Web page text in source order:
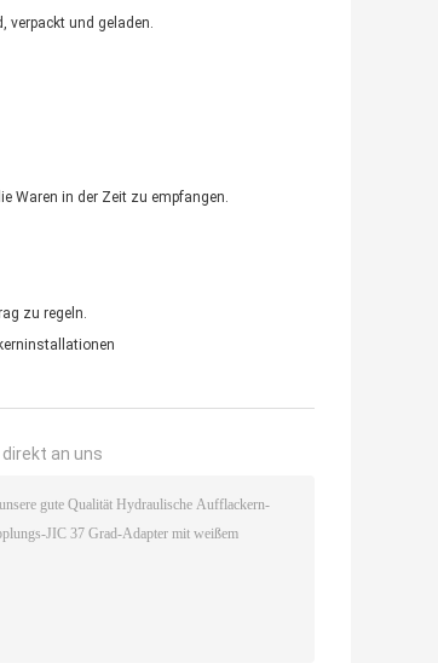
verpackt und geladen.
Waren in der Zeit zu empfangen.
zu regeln.
an uns